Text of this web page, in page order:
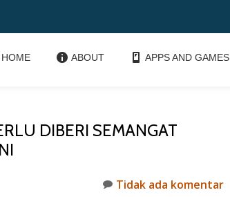
HOME ABOUT APPS AND GAMES
DIBERI SEMANGAT
Tidak ada komentar